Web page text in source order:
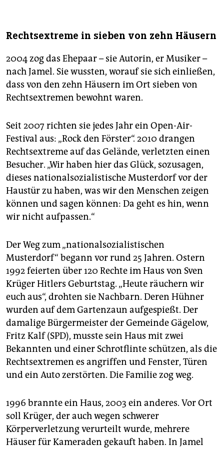
Rechtsextreme in sieben von zehn Häusern
2004 zog das Ehepaar – sie Autorin, er Musiker –
nach Jamel. Sie wussten, worauf sie sich einließen,
dass von den zehn Häusern im Ort sieben von
Rechtsextremen bewohnt waren.
Seit 2007 richten sie jedes Jahr ein Open-Air-
Festival aus: „Rock den Förster“. 2010 drangen
Rechtsextreme auf das Gelände, verletzten einen
Besucher. „Wir haben hier das Glück, sozusagen,
dieses nationalsozialistische Musterdorf vor der
Haustür zu haben, was wir den Menschen zeigen
können und sagen können: Da geht es hin, wenn
wir nicht aufpassen.“
Der Weg zum „nationalsozialistischen
Musterdorf“ begann vor rund 25 Jahren. Ostern
1992 feierten über 120 Rechte im Haus von Sven
Krüger Hitlers Geburtstag. „Heute räuchern wir
euch aus“, drohten sie Nachbarn. Deren Hühner
wurden auf dem Gartenzaun aufgespießt. Der
damalige Bürgermeister der Gemeinde Gägelow,
Fritz Kalf (SPD), musste sein Haus mit zwei
Bekannten und einer Schrotflinte schützen, als die
Rechtsextremen es angriffen und Fenster, Türen
und ein Auto zerstörten. Die Familie zog weg.
1996 brannte ein Haus, 2003 ein anderes. Vor Ort
soll Krüger, der auch wegen schwerer
Körperverletzung verurteilt wurde, mehrere
Häuser für Kameraden gekauft haben. In Jamel